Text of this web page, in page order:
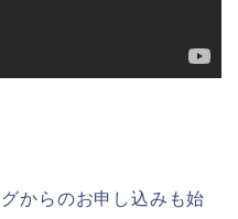
からのお申し込みも始